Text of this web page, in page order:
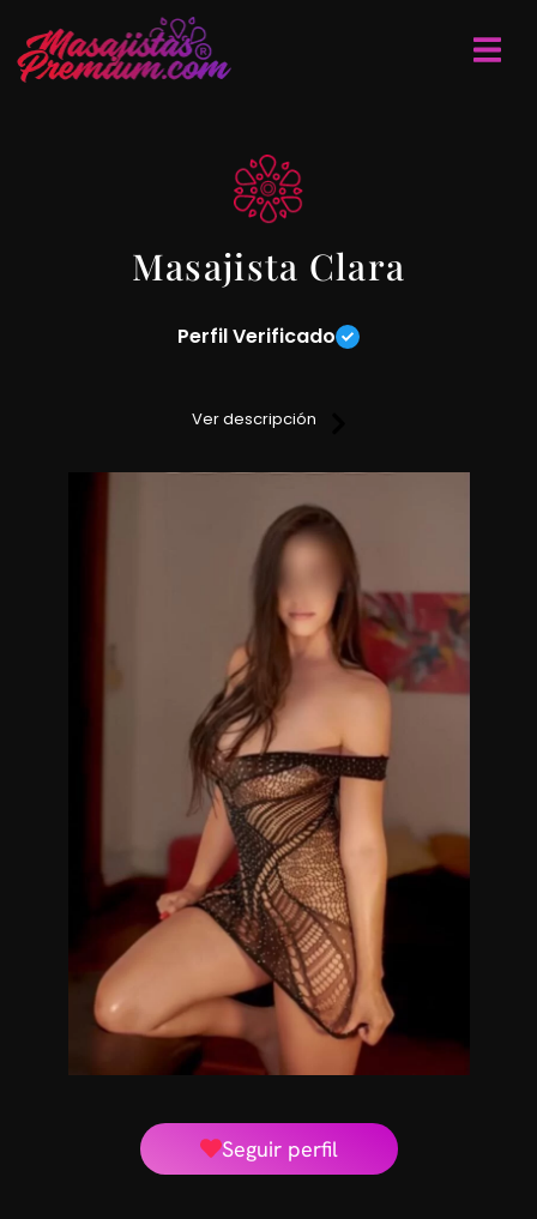
Masajista Clara
Perfil Verificado
y mental que un masaje que te haga olvidar esas
contracturas y tensiones que te agobian.
Mis masajes te van a conducir a un bienestar total, un
camino de relajación y mucho placer.
La técnicas que utilizo son diversas entre las que destaco los
masajes descontracturantes, relajantes y sensitivos.
Lugar discreto y reservado, reservas de turnos anticipadas.
Tu consulta no molesta.
Masajistas en Belgrano
Ver descripción
Seguir perfil